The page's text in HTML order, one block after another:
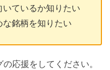
いているか知りたい
な銘柄を知りたい
応援をしてください。